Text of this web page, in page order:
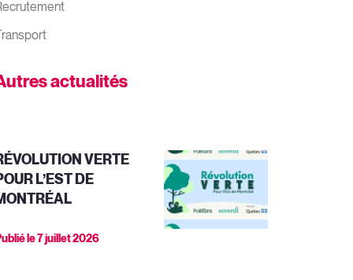
actualités
VERTE
L’EST DE
le7 juillet 2026